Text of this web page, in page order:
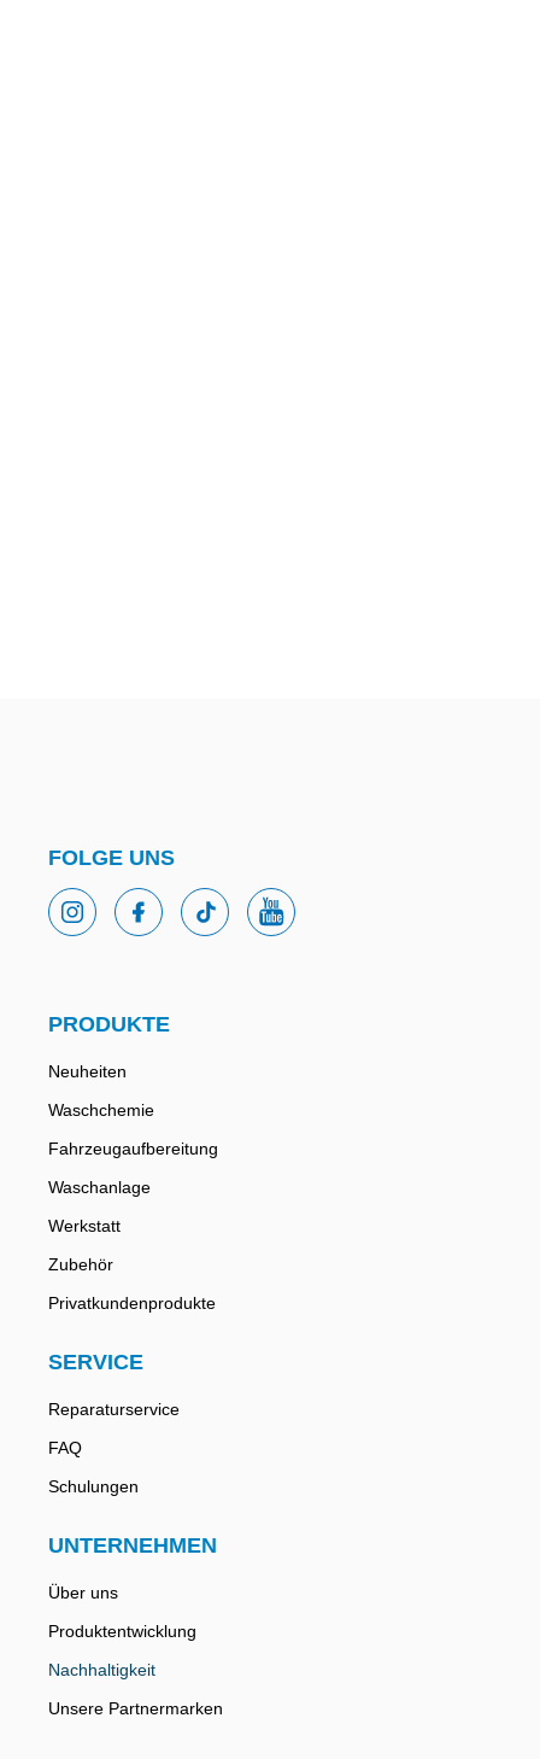
FOLGE UNS
PRODUKTE
Neuheiten
Waschchemie
Fahrzeugaufbereitung
Waschanlage
Werkstatt
Zubehör
Privatkundenprodukte
SERVICE
Reparaturservice
FAQ
Schulungen
UNTERNEHMEN
Über uns
Produktentwicklung
Nachhaltigkeit
Unsere Partnermarken